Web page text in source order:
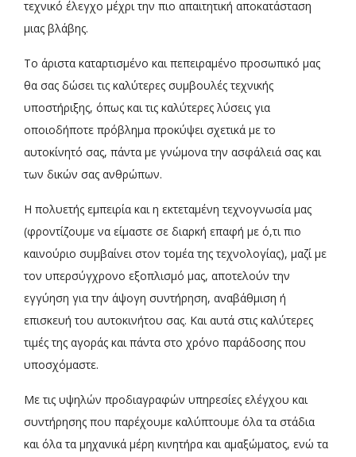
τεχνικό έλεγχο μέχρι την πιο απαιτητική αποκατάσταση
μιας βλάβης.
Το άριστα καταρτισμένο και πεπειραμένο προσωπικό μας
θα σας δώσει τις καλύτερες συμβουλές τεχνικής
υποστήριξης, όπως και τις καλύτερες λύσεις για
οποιοδήποτε πρόβλημα προκύψει σχετικά με το
αυτοκίνητό σας, πάντα με γνώμονα την ασφάλειά σας και
των δικών σας ανθρώπων.
Η πολυετής εμπειρία και η εκτεταμένη τεχνογνωσία μας
(φροντίζουμε να είμαστε σε διαρκή επαφή με ό,τι πιο
καινούριο συμβαίνει στον τομέα της τεχνολογίας), μαζί με
τον υπερσύγχρονο εξοπλισμό μας, αποτελούν την
εγγύηση για την άψογη συντήρηση, αναβάθμιση ή
επισκευή του αυτοκινήτου σας. Και αυτά στις καλύτερες
τιμές της αγοράς και πάντα στο χρόνο παράδοσης που
υποσχόμαστε.
Με τις υψηλών προδιαγραφών υπηρεσίες ελέγχου και
συντήρησης που παρέχουμε καλύπτουμε όλα τα στάδια
και όλα τα μηχανικά μέρη κινητήρα και αμαξώματος, ενώ τα